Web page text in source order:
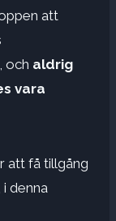
att
och aldrig
vara
att få tillgång
denna